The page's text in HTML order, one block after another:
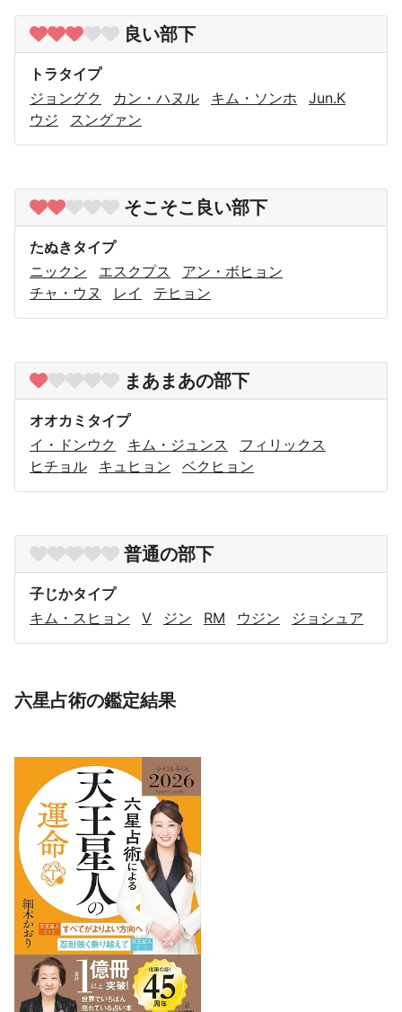
良い部下
トラタイプ
ジョングク
カン・ハヌル キム・ソンホ
Jun.K
ウジ
スングァン
そこそこ良い部下
たぬきタイプ
ニックン
エスクプス
アン・ボヒョン
チャ・ウヌ
レイ テヒョン
まあまあの部下
オオカミタイプ
イ・ドンウク
キム・ジュンス
フィリックス
ヒチョル
キュヒョン ベクヒョン
普通の部下
子じかタイプ
キム・スヒョン
V ジン RM ウジン ジョシュア
六星占術の鑑定結果